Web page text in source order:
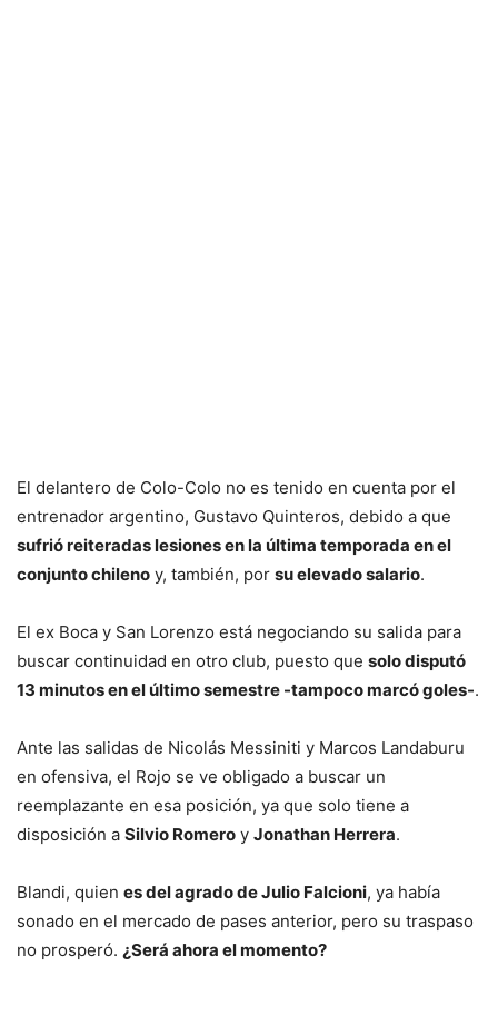
El delantero de Colo-Colo no es tenido en cuenta por el
entrenador argentino, Gustavo Quinteros, debido a que
sufrió reiteradas lesiones en la última temporada en el
conjunto chileno y, también, por su elevado salario.
El ex Boca y San Lorenzo está negociando su salida para
buscar continuidad en otro club, puesto que solo disputó
13 minutos en el último semestre -tampoco marcó goles-.
Ante las salidas de Nicolás Messiniti y Marcos Landaburu
en ofensiva, el Rojo se ve obligado a buscar un
reemplazante en esa posición, ya que solo tiene a
disposición a Silvio Romero y Jonathan Herrera.
Blandi, quien es del agrado de Julio Falcioni, ya había
sonado en el mercado de pases anterior, pero su traspaso
no prosperó. ¿Será ahora el momento?